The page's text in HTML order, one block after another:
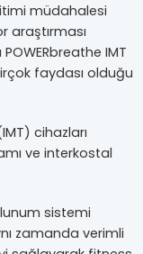
müdahalesi
araştırması
IMT
faydası olduğu
cihazları
ve interkostal
sistemi
zamanda verimli